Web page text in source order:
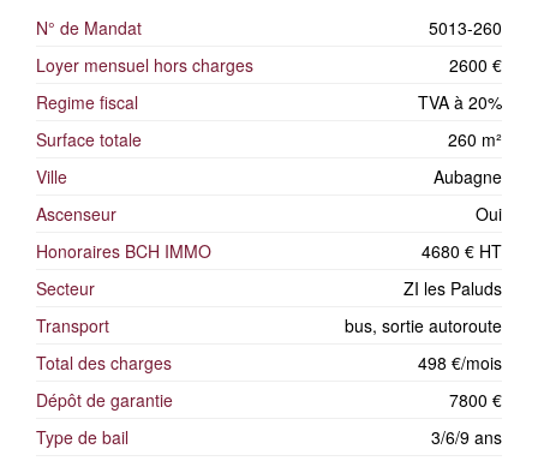
N° de Mandat
5013-260
Loyer mensuel hors charges
2600 €
Regime fiscal
TVA à 20%
Surface totale
260 m²
Ville
Aubagne
Ascenseur
Oui
Honoraires BCH IMMO
4680 € HT
Secteur
ZI les Paluds
Transport
bus, sortie autoroute
Total des charges
498 €/mois
Dépôt de garantie
7800 €
Type de bail
3/6/9 ans